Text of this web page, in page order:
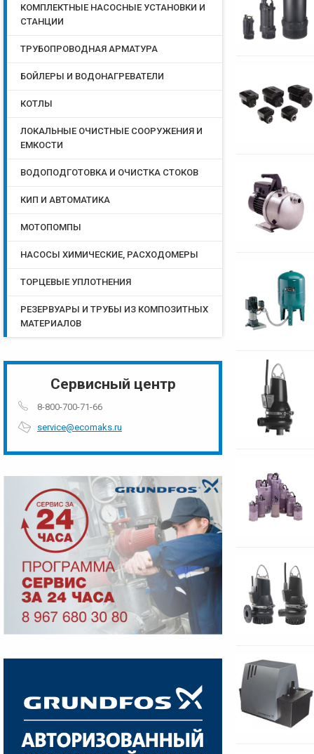
КОМПЛЕКТНЫЕ НАСОСНЫЕ УСТАНОВКИ И
СТАНЦИИ
ТРУБОПРОВОДНАЯ АРМАТУРА
БОЙЛЕРЫ И ВОДОНАГРЕВАТЕЛИ
КОТЛЫ
ЛОКАЛЬНЫЕ ОЧИСТНЫЕ СООРУЖЕНИЯ И
ЕМКОСТИ
ВОДОПОДГОТОВКА И ОЧИСТКА СТОКОВ
КИП И АВТОМАТИКА
МОТОПОМПЫ
НАСОСЫ ХИМИЧЕСКИЕ, РАСХОДОМЕРЫ
ТОРЦЕВЫЕ УПЛОТНЕНИЯ
РЕЗЕРВУАРЫ И ТРУБЫ ИЗ КОМПОЗИТНЫХ
МАТЕРИАЛОВ
Сервисный центр
8-800-700-71-66
service@ecomaks.ru